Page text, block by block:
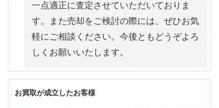
一点適正に査定させていただいておりま
す。また売却をご検討の際には、ぜひお気
軽にご相談ください。今後ともどうぞよろ
しくお願いいたします。
お買取が成立したお客様